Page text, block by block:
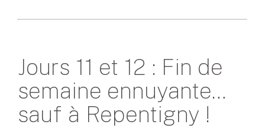
Jours 11 et 12 : Fin de
semaine ennuyante…
sauf à Repentigny !